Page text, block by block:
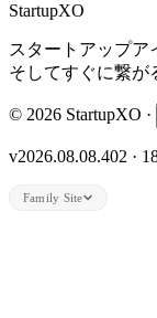
StartupXO
スタートアップア
そしてすぐに繋が
© 2026 StartupXO ·
v2026.08.08.402 ·
Family Site